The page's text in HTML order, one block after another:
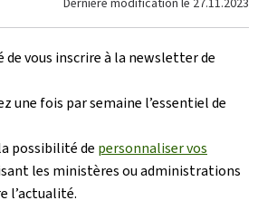
de vous inscrire à la newsletter de
une fois par semaine l’essentiel de
possibilité de personnaliser vos
les ministères ou administrations
l’actualité.